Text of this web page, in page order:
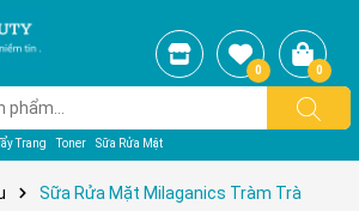
Trang Toner Sữa Rửa Mặt
0 0
Sữa Rửa Mặt Milaganics Tràm Trà